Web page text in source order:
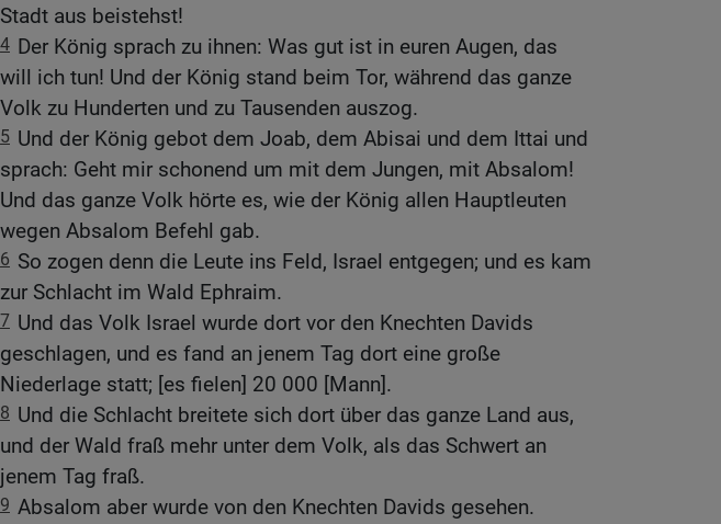
Stadt aus beistehst!
4 Der König sprach zu ihnen: Was gut ist in euren Augen, das
will ich tun! Und der König stand beim Tor, während das ganze
Volk zu Hunderten und zu Tausenden auszog.
5 Und der König gebot dem Joab, dem Abisai und dem Ittai und
sprach: Geht mir schonend um mit dem Jungen, mit Absalom!
Und das ganze Volk hörte es, wie der König allen Hauptleuten
wegen Absalom Befehl gab.
6 So zogen denn die Leute ins Feld, Israel entgegen; und es kam
zur Schlacht im Wald Ephraim.
7 Und das Volk Israel wurde dort vor den Knechten Davids
geschlagen, und es fand an jenem Tag dort eine große
Niederlage statt; [es fielen] 20 000 [Mann].
8 Und die Schlacht breitete sich dort über das ganze Land aus,
und der Wald fraß mehr unter dem Volk, als das Schwert an
jenem Tag fraß.
9 Absalom aber wurde von den Knechten Davids gesehen.